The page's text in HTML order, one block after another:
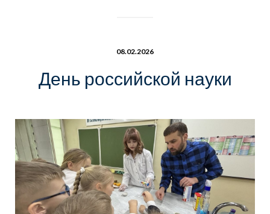
08.02.2026
День российской науки